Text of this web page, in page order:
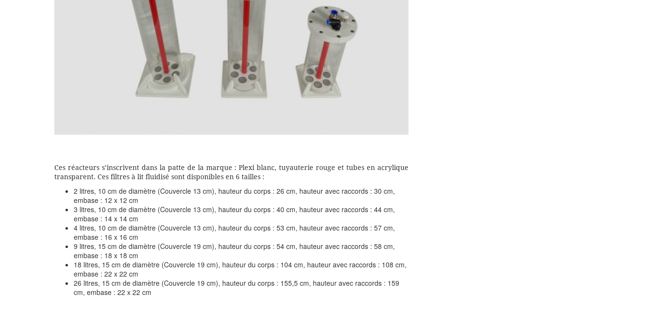
Ces réacteurs s’inscrivent dans la patte de la marque : Plexi blanc, tuyauterie rouge et tubes en acrylique
transparent. Ces filtres à lit fluidisé sont disponibles en 6 tailles :
2 litres, 10 cm de diamètre (Couvercle 13 cm), hauteur du corps : 26 cm, hauteur avec raccords : 30 cm,
embase : 12 x 12 cm
3 litres, 10 cm de diamètre (Couvercle 13 cm), hauteur du corps : 40 cm, hauteur avec raccords : 44 cm,
embase : 14 x 14 cm
4 litres, 10 cm de diamètre (Couvercle 13 cm), hauteur du corps : 53 cm, hauteur avec raccords : 57 cm,
embase : 16 x 16 cm
9 litres, 15 cm de diamètre (Couvercle 19 cm), hauteur du corps : 54 cm, hauteur avec raccords : 58 cm,
embase : 18 x 18 cm
18 litres, 15 cm de diamètre (Couvercle 19 cm), hauteur du corps : 104 cm, hauteur avec raccords : 108 cm,
embase : 22 x 22 cm
26 litres, 15 cm de diamètre (Couvercle 19 cm), hauteur du corps : 155,5 cm, hauteur avec raccords : 159
cm, embase : 22 x 22 cm